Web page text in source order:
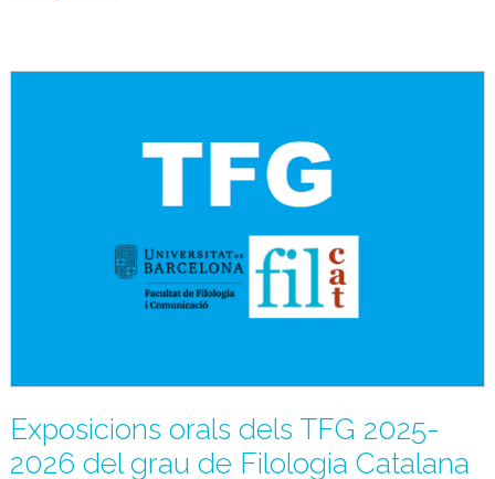
Exposicions orals dels TFG 2025-
2026 del grau de Filologia Catalana